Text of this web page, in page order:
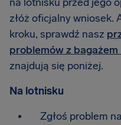
złóż oficjalny wniosek.
kroku, sprawdź nasz
problemów z
znajdują się poniżej.
Na lotnisku
Zgłoś problem